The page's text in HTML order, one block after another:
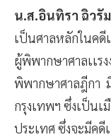
น.ส.อินทิรา ฉิวรัม
เป็นศาลหลักในคดี
ผู้พิพากษาศาลเเร
พิพากษาศาลฎีกา มี
กรุงเทพฯ ซึ่งเป็นเ
ประเทศ ซึ่งจะมีคดีเ